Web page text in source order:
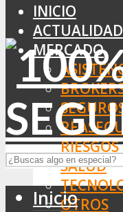
INICIO
ACTUALIDAD
MERCADO
SALUD
OTROS
Inicio